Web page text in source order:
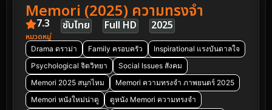
Memori (2025) ความทรงจำ
7.3 ซับไทย Full HD 2025
หมวดหมู่
Drama ดราม่า Family ครอบครัว
Inspirational แรงบันดาลใจ
Psychological จิตวิทยา
Social Issues สังคม
Memori 2025 สนุกไหม
Memori ความทรงจำ ภาพยนตร์ 2025
Memori หนังใหม่น่าดู
ดูหนัง Memori ความทรงจำ